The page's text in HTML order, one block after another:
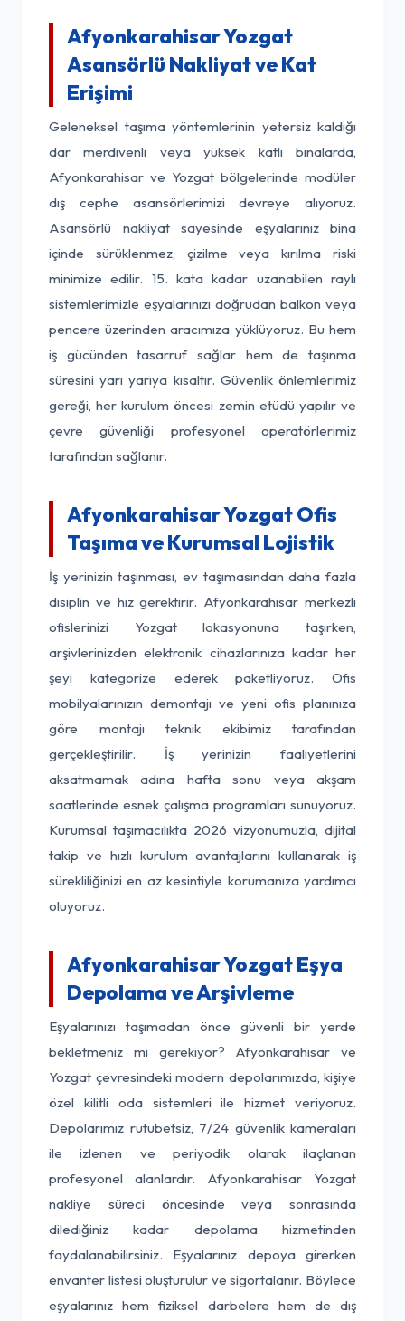
Afyonkarahisar Yozgat
Asansörlü Nakliyat ve Kat
Erişimi
Geleneksel taşıma yöntemlerinin yetersiz kaldığı
dar merdivenli veya yüksek katlı binalarda,
Afyonkarahisar ve Yozgat bölgelerinde modüler
dış cephe asansörlerimizi devreye alıyoruz.
Asansörlü nakliyat sayesinde eşyalarınız bina
içinde sürüklenmez, çizilme veya kırılma riski
minimize edilir. 15. kata kadar uzanabilen raylı
sistemlerimizle eşyalarınızı doğrudan balkon veya
pencere üzerinden aracımıza yüklüyoruz. Bu hem
iş gücünden tasarruf sağlar hem de taşınma
süresini yarı yarıya kısaltır. Güvenlik önlemlerimiz
gereği, her kurulum öncesi zemin etüdü yapılır ve
çevre güvenliği profesyonel operatörlerimiz
tarafından sağlanır.
Afyonkarahisar Yozgat Ofis
Taşıma ve Kurumsal Lojistik
İş yerinizin taşınması, ev taşımasından daha fazla
disiplin ve hız gerektirir. Afyonkarahisar merkezli
ofislerinizi Yozgat lokasyonuna taşırken,
arşivlerinizden elektronik cihazlarınıza kadar her
şeyi kategorize ederek paketliyoruz. Ofis
mobilyalarınızın demontajı ve yeni ofis planınıza
göre montajı teknik ekibimiz tarafından
gerçekleştirilir. İş yerinizin faaliyetlerini
aksatmamak adına hafta sonu veya akşam
saatlerinde esnek çalışma programları sunuyoruz.
Kurumsal taşımacılıkta 2026 vizyonumuzla, dijital
takip ve hızlı kurulum avantajlarını kullanarak iş
sürekliliğinizi en az kesintiyle korumanıza yardımcı
oluyoruz.
Afyonkarahisar Yozgat Eşya
Depolama ve Arşivleme
Eşyalarınızı taşımadan önce güvenli bir yerde
bekletmeniz mi gerekiyor? Afyonkarahisar ve
Yozgat çevresindeki modern depolarımızda, kişiye
özel kilitli oda sistemleri ile hizmet veriyoruz.
Depolarımız rutubetsiz, 7/24 güvenlik kameraları
ile izlenen ve periyodik olarak ilaçlanan
profesyonel alanlardır. Afyonkarahisar Yozgat
nakliye süreci öncesinde veya sonrasında
dilediğiniz kadar depolama hizmetinden
faydalanabilirsiniz. Eşyalarınız depoya girerken
envanter listesi oluşturulur ve sigortalanır. Böylece
eşyalarınız hem fiziksel darbelere hem de dış